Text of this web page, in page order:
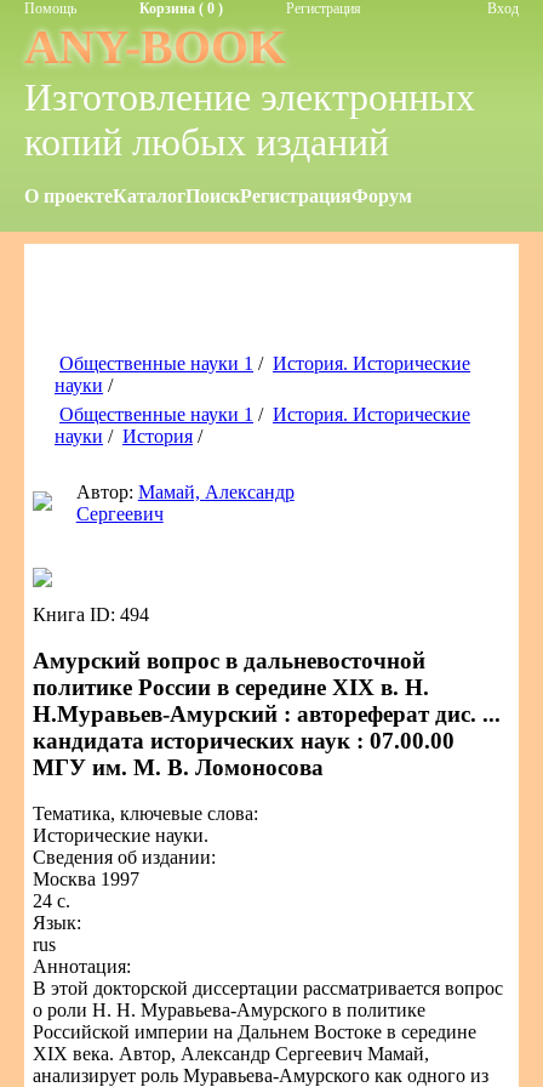
Помощь Корзина ( 0 ) Регистрация Вход
ANY-BOOK
Изготовление электронных
копий любых изданий
О проектеКаталогПоискРегистрацияФорум
Общественные науки 1 / История. Исторические
науки /
Общественные науки 1 / История. Исторические
науки / История /
Автор: Мамай, Александр
Сергеевич
Книга ID: 494
Амурский вопрос в дальневосточной
политике России в середине XIX в. Н.
Н.Муравьев-Амурский : автореферат дис. ...
кандидата исторических наук : 07.00.00
МГУ им. М. В. Ломоносова
Тематика, ключевые слова:
Исторические науки.
Сведения об издании:
Москва 1997
24 с.
Язык:
rus
Аннотация:
В этой докторской диссертации рассматривается вопрос
о роли Н. Н. Муравьева-Амурского в политике
Российской империи на Дальнем Востоке в середине
XIX века. Автор, Александр Сергеевич Мамай,
анализирует роль Муравьева-Амурского как одного из